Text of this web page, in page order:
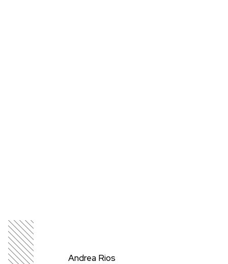
Andrea Rios